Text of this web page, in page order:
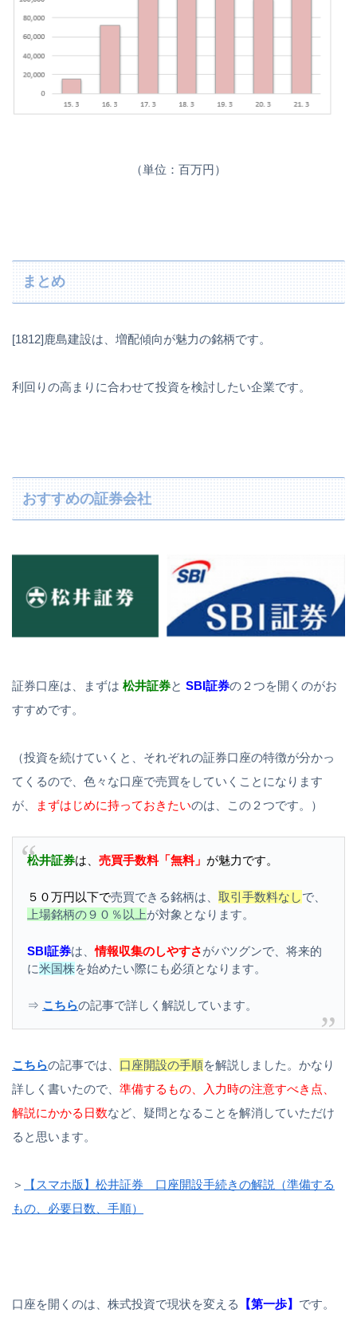
（単位：百万円）
まとめ
[1812]鹿島建設は、増配傾向が魅力の銘柄です。
利回りの高まりに合わせて投資を検討したい企業です。
おすすめの証券会社
証券口座は、まずは 松井証券と SBI証券の２つを開くのがお
すすめです。
（投資を続けていくと、それぞれの証券口座の特徴が分かっ
てくるので、色々な口座で売買をしていくことになります
が、
まずはじめに持っておきたいのは、この２つです。）
松井証券は、 売買手数料「無料」 が魅力です。
５０万円以下で売買できる銘柄は、 取引手数料なしで、
上場銘柄の９０％以上が対象となります。
SBI証券は、情報収集のしやすさがバツグンで、将来的
に米国株を始めたい際にも必須となります。
⇒ こちらの記事で詳しく解説しています。
こちらの記事では、 口座開設の手順を解説しました。かなり
詳しく書いたので、 準備するもの、入力時の注意すべき点、
解説にかかる日数など、疑問となることを解消していただけ
ると思います。
＞
【スマホ版】松井証券 口座開設手続きの解説（準備する
もの、必要日数、手順）
口座を開くのは、株式投資で現状を変える 【第一歩】 です。